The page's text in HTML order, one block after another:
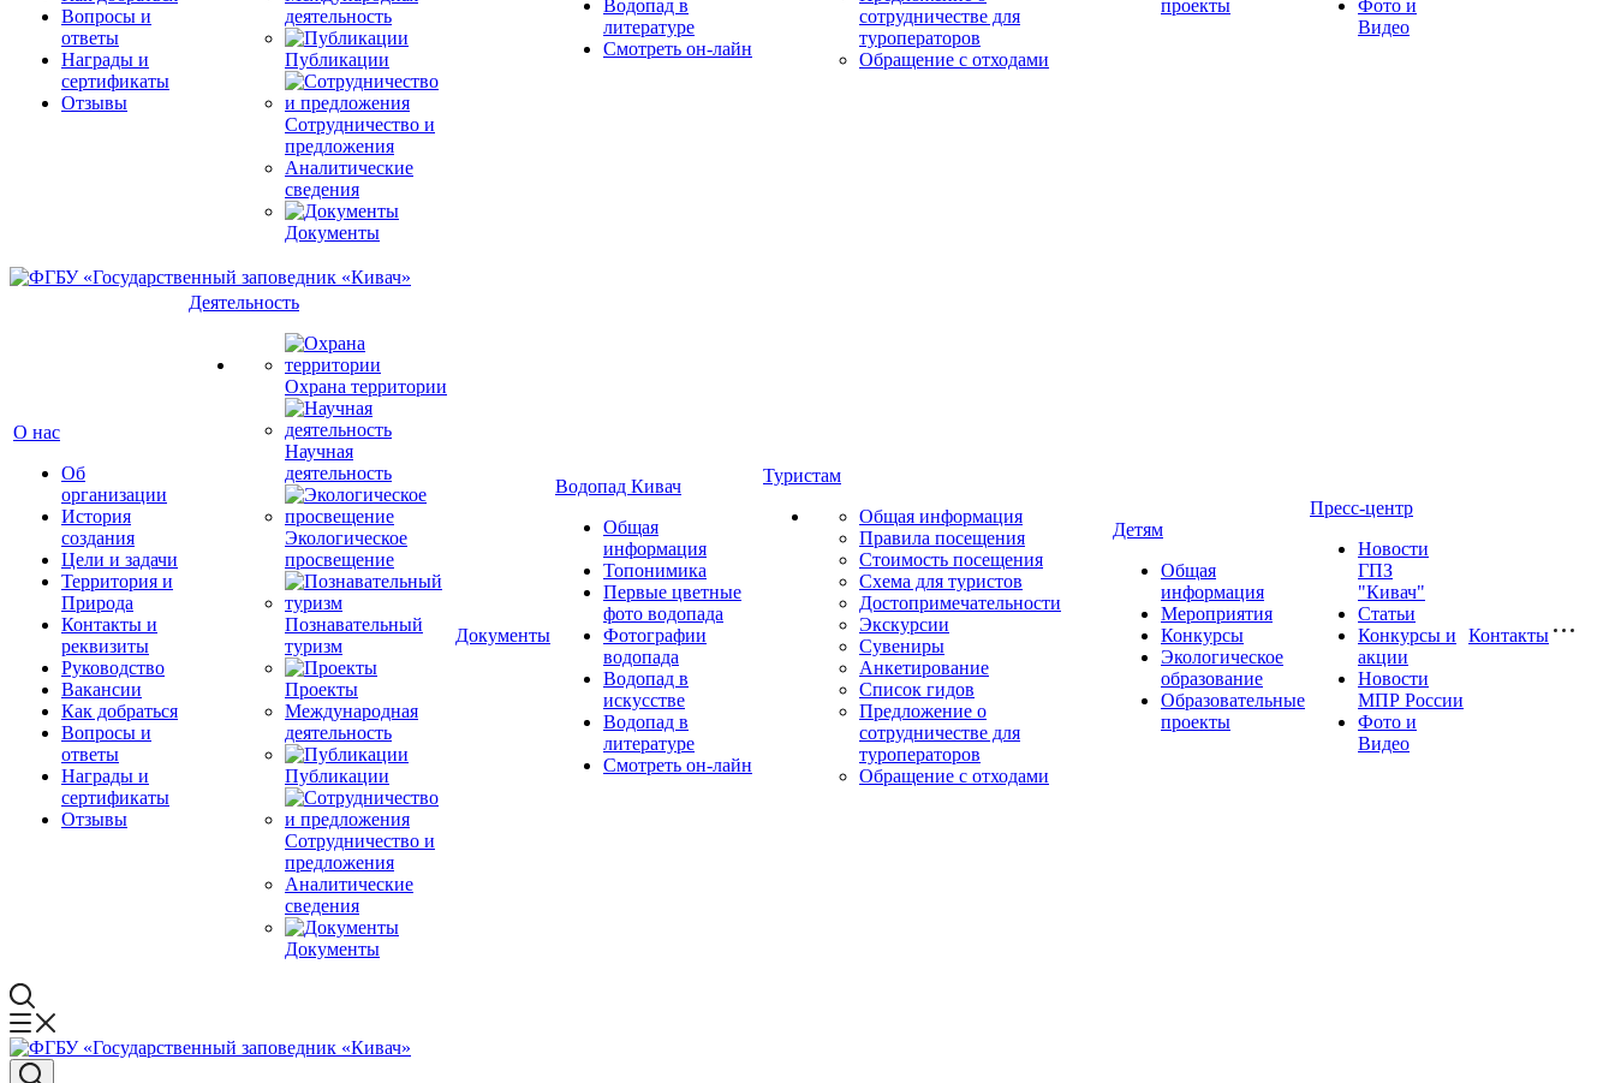
Вопросы и
ответы
Награды и
сертификаты
Отзывы
деятельность
Публикации
Сотрудничество и
предложения
Аналитические
сведения
Документы
Водопад в
литературе
Смотреть он-лайн
сотрудничестве для
туроператоров
Обращение с отходами
проекты
Фото и
Видео
О нас
Об
организации
История
создания
Цели и задачи
Территория и
Природа
Контакты и
реквизиты
Руководство
Вакансии
Как добраться
Вопросы и
ответы
Награды и
сертификаты
Отзывы
Деятельность
Охрана территории
Научная
деятельность
Экологическое
просвещение
Познавательный
туризм
Проекты
Международная
деятельность
Публикации
Сотрудничество и
предложения
Аналитические
сведения
Документы
Документы
Водопад Кивач
Общая
информация
Топонимика
Первые цветные
фото водопада
Фотографии
водопада
Водопад в
искусстве
Водопад в
литературе
Смотреть он-лайн
Туристам
Общая информация
Правила посещения
Стоимость посещения
Схема для туристов
Достопримечательности
Экскурсии
Сувениры
Анкетирование
Список гидов
Предложение о
сотрудничестве для
туроператоров
Обращение с отходами
Детям
Общая
информация
Мероприятия
Конкурсы
Экологическое
образование
Образовательные
проекты
Пресс-центр
Новости
ГПЗ
"Кивач"
Статьи
Конкурсы и
акции
Новости
МПР России
Фото и
Видео
Контакты